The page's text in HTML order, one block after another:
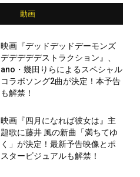
動画
映画『デッドデッドデーモンズ
デデデデデストラクション』、
ano・幾田りらによるスペシャル
コラボソング2曲が決定！本予告
も解禁！
映画『四月になれば彼女は』主
題歌に藤井 風の新曲「満ちてゆ
く」が決定！最新予告映像とポ
スタービジュアルも解禁！